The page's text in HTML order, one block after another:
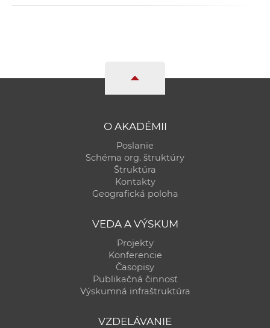
O AKADÉMII
Poslanie
Schéma org. štruktúry
Štruktúra
Kontakty
Geografická poloha
VEDA A VÝSKUM
Projekty
Konferencie
Časopisy
Publikačná činnosť
Výskumná infraštruktúra
VZDELÁVANIE